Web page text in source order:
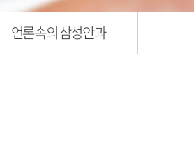
언론속의 삼성안과